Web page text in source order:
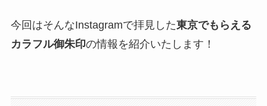
今回はそんなInstagramで拝見した東京でもらえる
カラフル御朱印の情報を紹介いたします！